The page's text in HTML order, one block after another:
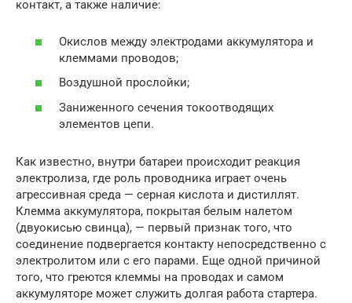
контакт, а также наличие:
Окислов между электродами аккумулятора и
клеммами проводов;
Воздушной прослойки;
Заниженного сечения токоотводящих
элементов цепи.
Как известно, внутри батареи происходит реакция
электролиза, где роль проводника играет очень
агрессивная среда — серная кислота и дистиллят.
Клемма аккумулятора, покрытая белым налетом
(двуокисью свинца), — первый признак того, что
соединение подвергается контакту непосредственно с
электролитом или с его парами. Еще одной причиной
того, что греются клеммы на проводах и самом
аккумуляторе может служить долгая работа стартера.